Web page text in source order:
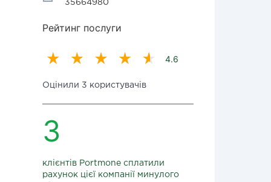
35664980
Рейтинг послуги
4.6
Оцінили 3 користувачів
3
клієнтів Portmone сплатили
рахунок цієї компанії минулого